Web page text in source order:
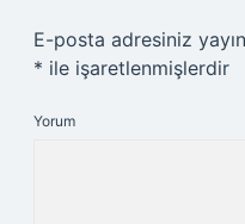
E-posta adresiniz
* ile işaretlenmişlerdir
Yorum